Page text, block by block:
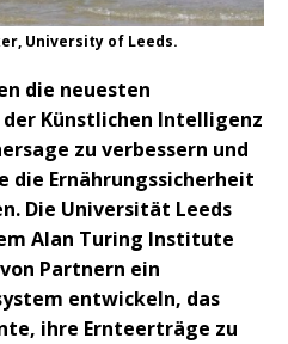
University of Leeds.
die neuesten
Künstlichen Intelligenz
zu verbessern und
die Ernährungssicherheit
Die Universität Leeds
Alan Turing Institute
Partnern ein
entwickeln, das
ihre Ernteerträge zu